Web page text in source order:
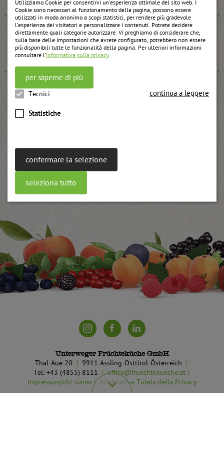
Utilizziamo Cookie per consentirvi un’esperienza ottimale del sito web. I
Cookie sono necessari al funzionamento della pagina, possono essere
utilizzati in modo anonimo a scopi statistici, per rendere più gradevole
l’esperienza dei visitatori e personalizzare i contenuti. Potrete decidere
direttamente quali categorie autorizzare. Vi preghiamo di considerare che,
sulla base delle impostazioni che avrete configurato, potrebbero non essere
più disponibili tutte le funzionalità della pagina. Per ulteriori informazioni
consultare l’Informativa sulla privacy
per saperne di più
Tecnici
Statistiche
continua a leggere
confermare la selezione
seleziona tutto
Confettura UWE di ribes rosso passato e per cottura
weitere Informationen
Mirtilli neri – ribes rosso biologico
Unterweger Früchteküche GmbH
Thal-Aue 20
9911 Assling-Osttirol-Österreich
Tel: +43 (4855) 8111
office@fruechtekueche.at
Impressum/chi siamo
Informativa Tutela della Privacy